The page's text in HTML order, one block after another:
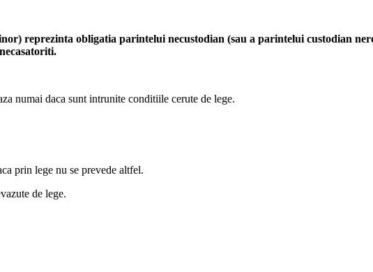
reprezinta obligatia parintelui necustodian (sau a parintelui custodian
numai daca sunt intrunite conditiile cerute de lege.
prin lege nu se prevede altfel.
de lege.